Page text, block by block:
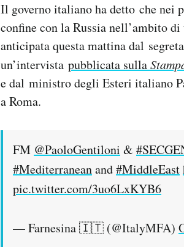
Il governo italiano ha detto che nei
confine con la Russia nell’ambito
anticipata questa mattina dal
un’intervista pubblicata sulla
e dal ministro degli Esteri italiano
a Roma.
FM @PaoloGentiloni &
#Mediterraneanand#MiddleEast
pic.twitter.com/3uo6LxKYB6
— Farnesina 🇮🇹 (@ItalyMFA)